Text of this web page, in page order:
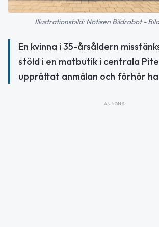
Illustrationsbild: Notisen Bildrobot -
En kvinna i 35-årsåldern
stöld i en matbutik i centrala
upprättat anmälan och förhör
ANNONS